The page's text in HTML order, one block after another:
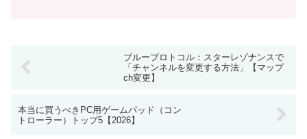
ブループロトコル：スターレゾナンスで
「チャンネルを変更する方法」【マップ
ch変更】
本当に買うべきPC用ゲームパッド（コン
トローラー）トップ5【2026】